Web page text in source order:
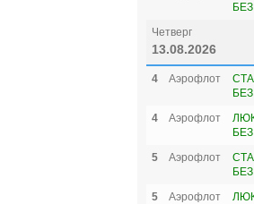
Четверг
13.08.2026
4 Аэрофлот
4
Аэрофлот
5
Аэрофлот
5
Аэрофлот